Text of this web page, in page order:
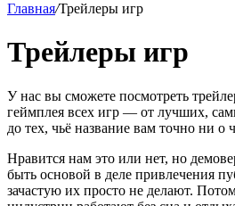
Главная/Трейлеры игр
Трейлеры игр
У нас вы сможете посмотреть
геймплея всех игр — от лучших,
до тех, чьё название вам точно ни о
Нравится нам это или нет, но
быть основой в деле привлечения
зачастую их просто не делают.